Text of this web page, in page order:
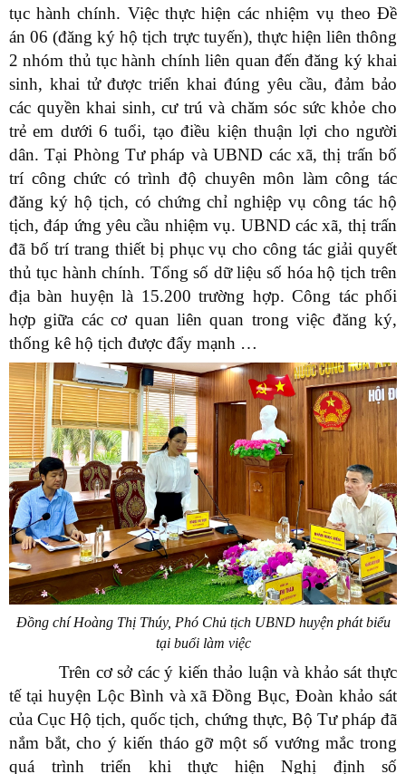
tục hành chính. Việc thực hiện các nhiệm vụ theo Đề
án 06 (đăng ký hộ tịch trực tuyến), thực hiện liên thông
2 nhóm thủ tục hành chính liên quan đến đăng ký khai
sinh, khai tử được triển khai đúng yêu cầu, đảm bảo
các quyền khai sinh, cư trú và chăm sóc sức khỏe cho
trẻ em dưới 6 tuổi, tạo điều kiện thuận lợi cho người
dân. Tại Phòng Tư pháp và UBND các xã, thị trấn bố
trí công chức có trình độ chuyên môn làm công tác
đăng ký hộ tịch, có chứng chỉ nghiệp vụ công tác hộ
tịch, đáp ứng yêu cầu nhiệm vụ. UBND các xã, thị trấn
đã bố trí trang thiết bị phục vụ cho công tác giải quyết
thủ tục hành chính. Tổng số dữ liệu số hóa hộ tịch trên
địa bàn huyện là 15.200 trường hợp. Công tác phối
hợp giữa các cơ quan liên quan trong việc đăng ký,
thống kê hộ tịch được đẩy mạnh …
Đồng chí Hoàng Thị Thúy, Phó Chủ tịch UBND huyện phát biểu
tại buổi làm việc
Trên cơ sở các ý kiến thảo luận và khảo sát thực
tế tại huyện Lộc Bình và xã Đồng Bục, Đoàn khảo sát
của Cục Hộ tịch, quốc tịch, chứng thực, Bộ Tư pháp đã
nắm bắt, cho ý kiến tháo gỡ một số vướng mắc trong
quá trình triển khi thực hiện Nghị định số